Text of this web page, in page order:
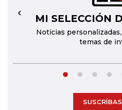
MI SELECCIÓN
Noticias
temas de
←